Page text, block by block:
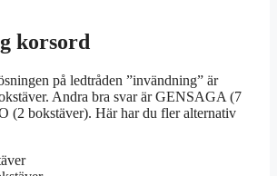
korsord
på ledtråden ”invändning” är
Andra bra svar är GENSAGA (7
(2 bokstäver). Här har du fler alternativ